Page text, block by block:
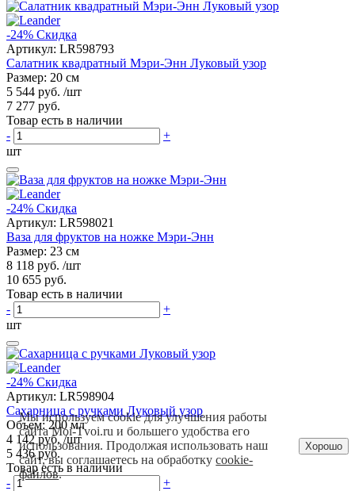
-24% Скидка
Артикул: LR598793
Салатник квадратный Мэри-Энн Луковый узор
Размер: 20 см
5 544 руб. /шт
7 277 руб.
Товар есть в наличии
-
+
шт
-24% Скидка
Артикул: LR598021
Ваза для фруктов на ножке Мэри-Энн
Размер: 23 см
8 118 руб. /шт
10 655 руб.
Товар есть в наличии
-
+
шт
-24% Скидка
Артикул: LR598904
Сахарница с ручками Луковый узор
Объем: 200 мл
4 142 руб. /шт
5 436 руб.
Товар есть в наличии
-
+
Мы используем cookie для улучшения работы
сайта Moi-Tvoi.ru и большего удобства его
использования. Продолжая использовать наш
сайт, вы соглашаетесь на обработкуcookie-
файлов.
Хорошо